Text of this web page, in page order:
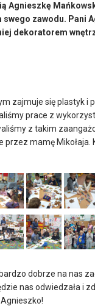
Agnieszkę
swego zawodu. Pani
dekoratorem
zajmuje się plastyk i
prace z
z takim
przez mamę Mikołaja.
dobrze na nas
nas odwiedzała i